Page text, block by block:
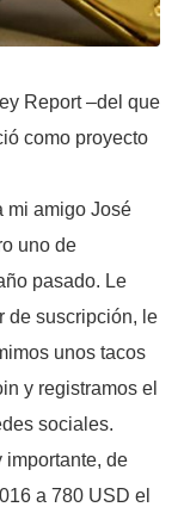
Report –del que
como proyecto
mi amigo José
uno de
pasado. Le
de suscripción, le
unos tacos
y registramos el
sociales.
importante, de
a 780 USD el